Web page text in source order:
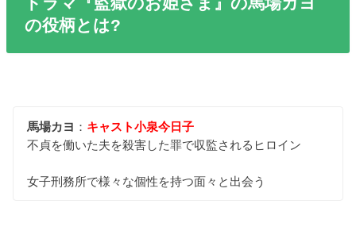
の役柄とは?
馬場カヨ ： キャスト小泉今日子
不貞を働いた夫を殺害した罪で収監されるヒロイン
女子刑務所で様々な個性を持つ面々と出会う